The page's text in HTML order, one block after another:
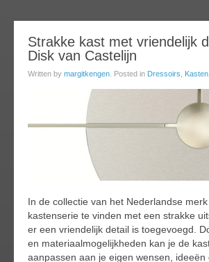
Strakke kast met vriendelijk
Disk van Castelijn
Written by margitkengen . Posted in Dressoirs Kasten
In de collectie van het Nederlandse
kastenserie te vinden met een strakke
er een vriendelijk detail is toegevoegd.
en materiaalmogelijkheden kan je de
aanpassen aan je eigen wensen, ideeën